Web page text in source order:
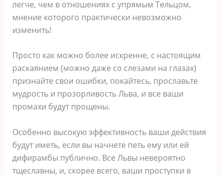
легче, чем в отношениях с упрямым Тельцом,
мнение которого практически невозможно
изменить!
Просто как можно более искренне, с настоящим
раскаянием (можно даже со слезами на глазах)
признайте свои ошибки, покайтесь, прославьте
мудрость и прозорливость Льва, и все ваши
промахи будут прощены.
Особенно высокую эффективность ваши действия
будут иметь, если вы начнете петь ему или ей
дифирамбы публично. Все Львы невероятно
тщеславны, и, скорее всего, ваши проступки в